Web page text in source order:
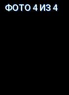
ФОТО 4 ИЗ 4